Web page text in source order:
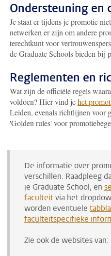
Ondersteuning en
Je staat er tijdens je promotie
netwerken er zijn om andere
terechtkunt voor
de Graduate Schools bieden bij
Reglementen en
Wat zijn de officiële regels
voldoen? Hier vind jehet
Leiden, evenals richtlijnen voor
'Golden rules' voor
De informatie over
verschillen. Raadpleeg
je Graduate School, en
faculteitvia het
worden eventuele
faculteitspecifieke
Zie ook de websites van: